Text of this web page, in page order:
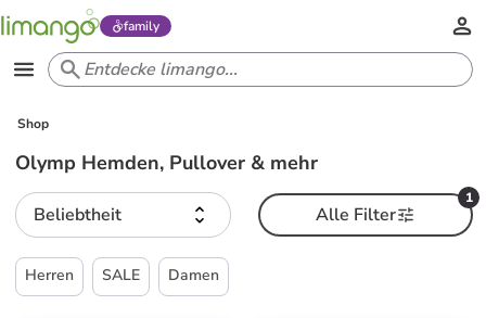
family
Shop
Olymp Hemden, Pullover & mehr
Beliebtheit
1
Alle Filter
Herren SALE Damen